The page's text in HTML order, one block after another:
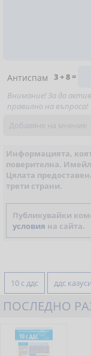
Антиспам
3 + 8 =
Внимание! За да
правилно на въпроса!
Информацията,
поверителна.
Цялата
трети страни.
Публикувайки
условия на сайта.
10 с ддс ддс казуси
ПОСЛЕДНО